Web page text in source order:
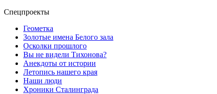
Спецпроекты
Геометка
Золотые имена Белого зала
Осколки прошлого
Вы не видели Тихонова?
Анекдоты от истории
Летопись нашего края
Наши люди
Хроники Сталинграда